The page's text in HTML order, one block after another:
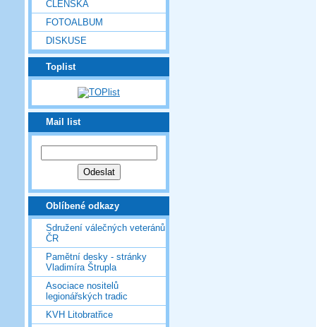
ČLENSKÁ
FOTOALBUM
DISKUSE
Toplist
Mail list
Oblíbené odkazy
Sdružení válečných veteránů
ČR
Pamětní desky - stránky
Vladimíra Štrupla
Asociace nositelů
legionářských tradic
KVH Litobratřice